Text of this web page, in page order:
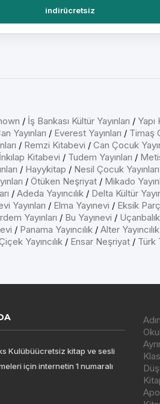
indirücretsiz
/ İş Bankası Kültür Yayınları / Yapı
Yayınları / Everest Yayınları / Timaş
/ Remzi Kitabevi / Can Çocuk
İnkılap Kitabevi / Tudem Yayınları /
/ Hayykitap / Nesil Çocuk Yayınları
/ Ötüken Neşriyat / Mikado
/ Adeda Yayıncılık / Delta Kültür
Yayınları / Elma Yayınevi / Eksik
Yayınları / Bu Yayınevi / Uçanbalık
/ Panama Yayıncılık / Alter Yayıncılık
Yayıncılık / Ensar Neşriyat / Türk
Kulübüücretsiz kitap ve sesli
için internetin 1 numaralı